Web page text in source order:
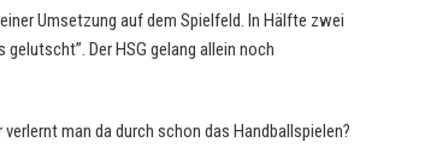
Umsetzung auf dem Spielfeld. In Hälfte zwei
Der HSG gelang allein noch
man da durch schon das Handballspielen?